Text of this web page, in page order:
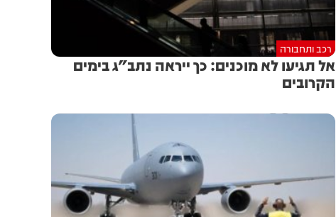
רכב ותחבורה
אל תגיעו לא מוכנים: כך ייראה נתב"ג בימים
הקרובים